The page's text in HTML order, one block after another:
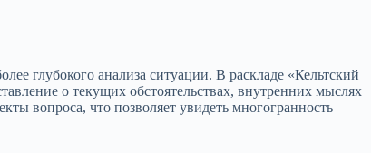
глубокого анализа ситуации. В раскладе «Кельтский
о текущих обстоятельствах, внутренних мыслях
вопроса, что позволяет увидеть многогранность